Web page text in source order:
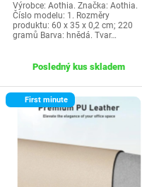
Výrobce: Aothia. Značka: Aothia.
Číslo modelu: 1. Rozměry
produktu: 60 x 35 x 0,2 cm; 220
gramů Barva: hnědá. Tvar…
Posledný kus skladem
First minute